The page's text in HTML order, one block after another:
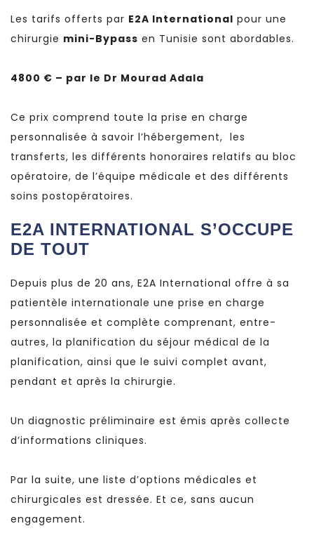
Les tarifs offerts par E2A International pour une
chirurgie mini-Bypass en Tunisie sont abordables.
4800 € – par le Dr Mourad Adala
Ce prix comprend toute la prise en charge
personnalisée à savoir l’hébergement, les
transferts, les différents honoraires relatifs au bloc
opératoire, de l’équipe médicale et des différents
soins postopératoires.
E2A INTERNATIONAL S’OCCUPE
DE TOUT
Depuis plus de 20 ans, E2A International offre à sa
patientèle internationale une prise en charge
personnalisée et complète comprenant, entre-
autres, la planification du séjour médical de la
planification, ainsi que le suivi complet avant,
pendant et après la chirurgie.
Un diagnostic préliminaire est émis après collecte
d’informations cliniques.
Par la suite, une liste d’options médicales et
chirurgicales est dressée. Et ce, sans aucun
engagement.